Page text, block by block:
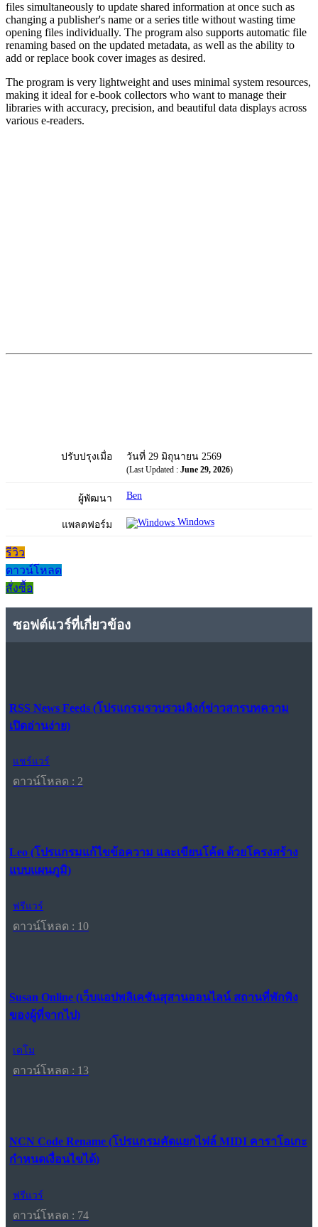
files simultaneously to update shared information at once such as
changing a publisher's name or a series title without wasting time
opening files individually. The program also supports automatic file
renaming based on the updated metadata, as well as the ability to
add or replace book cover images as desired.
The program is very lightweight and uses minimal system resources,
making it ideal for e-book collectors who want to manage their
libraries with accuracy, precision, and beautiful data displays across
various e-readers.
ปรับปรุงเมื่อ วันที่ 29 มิถุนายน 2569
(Last Updated : June 29, 2026)
ผู้พัฒนา Ben
แพลตฟอร์ม Windows
รีวิว
ดาวน์โหลด
สั่งซื้อ
ซอฟต์แวร์ที่เกี่ยวข้อง
RSS News Feeds (โปรแกรมรวบรวมลิงก์ข่าวสารบทความ
เปิดอ่านง่าย)
แชร์แวร์
ดาวน์โหลด : 2
Leo (โปรแกรมแก้ไขข้อความ และเขียนโค้ด ด้วยโครงสร้าง
แบบแผนภูมิ)
ฟรีแวร์
ดาวน์โหลด : 10
Susan Online (เว็บแอปพลิเคชันสุสานออนไลน์ สถานที่พักพิง
ของผู้ที่จากไป)
เดโม
ดาวน์โหลด : 13
NCN Code Rename (โปรแกรมคัดแยกไฟล์ MIDI คาราโอเกะ
กำหนดเงื่อนไขได้)
ฟรีแวร์
ดาวน์โหลด : 74